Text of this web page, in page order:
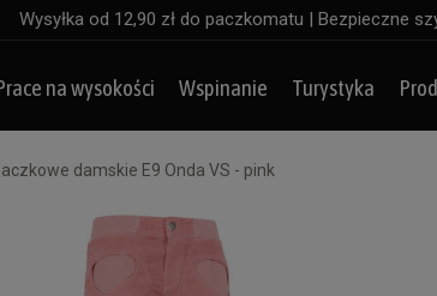
Wysyłka od 12,90 zł do paczkomatu | Bezpieczne
na wysokości Wspinanie Turystyka
damskie E9 Onda VS - pink